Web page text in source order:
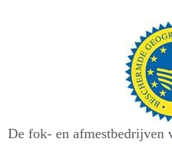
De fok- en afmestbedrijven